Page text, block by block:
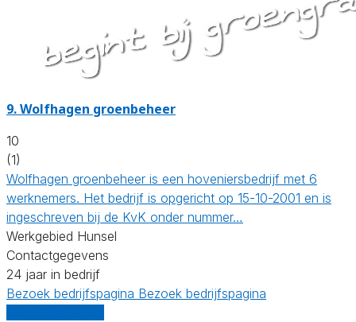
9.Wolfhagen groenbeheer
10
(1)
Wolfhagen groenbeheer is een hoveniersbedrijf met 6
werknemers. Het bedrijf is opgericht op 15-10-2001 en is
ingeschreven bij de KvK onder nummer…
Werkgebied Hunsel
Contactgegevens
24 jaar in bedrijf
Bezoek bedrijfspagina Bezoek bedrijfspagina